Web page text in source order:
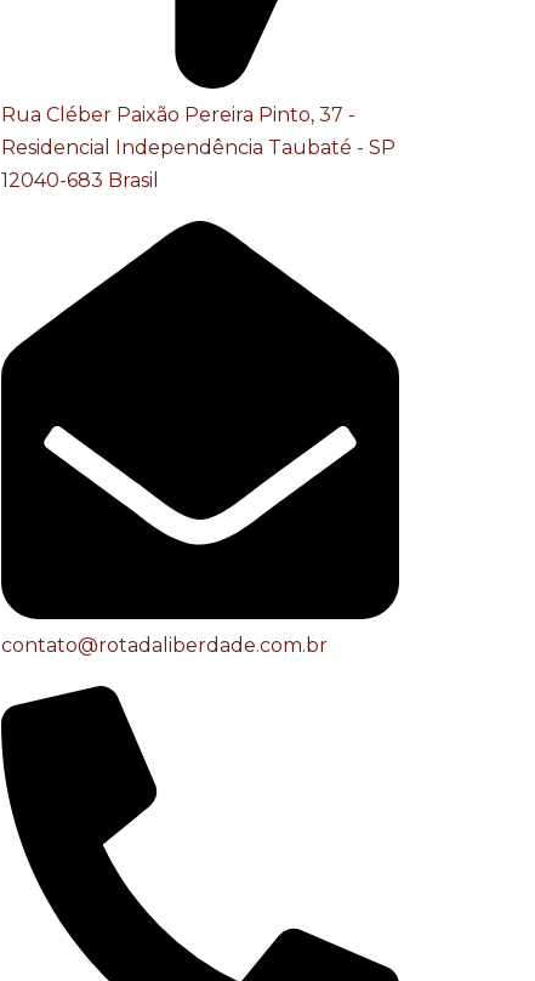
Rua Cléber Paixão Pereira Pinto, 37 -
Residencial Independência Taubaté - SP
12040-683 Brasil
contato@rotadaliberdade.com.br